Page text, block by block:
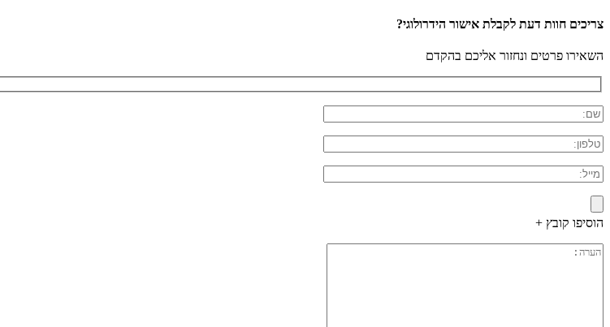
צריכים חוות דעת לקבלת אישור הידרולוגי?
השאירו פרטים ונחזור אליכם בהקדם
הוסיפו קובץ +